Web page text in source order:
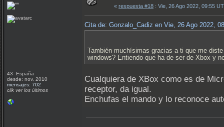
43 España
desde: nov, 2010
mensajes: 702
clik ver los últimos
« respuesta #18 : Vie, 26 Ago 2022, 09:55
Cita de: Gonzalo_Cadiz en Vie, 26 Ago 2022,
También muchísimas gracias a ti que me
windows? Entiendo que ha de ser de Xbox y
Cualquiera de XBox como es de
receptor, da igual.
Enchufas el mando y lo reconoce